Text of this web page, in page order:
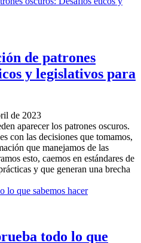
de patrones
y legislativos para
de 2023
aparecer los patrones oscuros.
con las decisiones que tomamos,
que manejamos de las
esto, caemos en estándares de
y que generan una brecha
todo lo que